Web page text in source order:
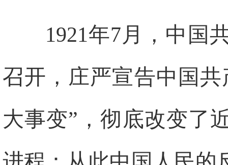
1921年7月，中国
召开，庄严宣告中国
大事变”，彻底改变了